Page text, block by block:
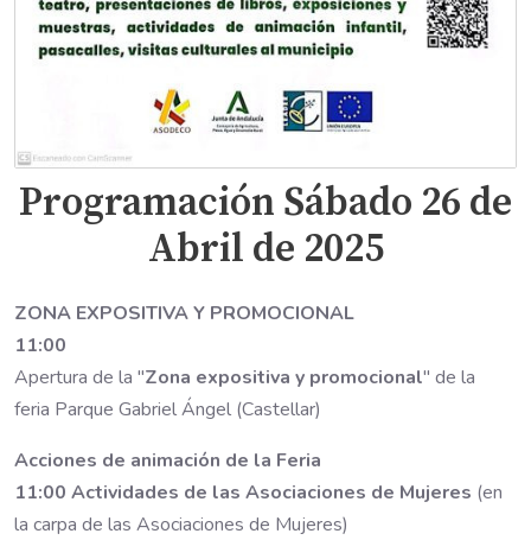
Programación Sábado 26 de
Abril de 2025
ZONA EXPOSITIVA Y PROMOCIONAL
11:00
Apertura de la "Zona expositiva y promocional" de la
feria Parque Gabriel Ángel (Castellar)
Acciones de animación de la Feria
11:00 Actividades de las Asociaciones de Mujeres (en
la carpa de las Asociaciones de Mujeres)